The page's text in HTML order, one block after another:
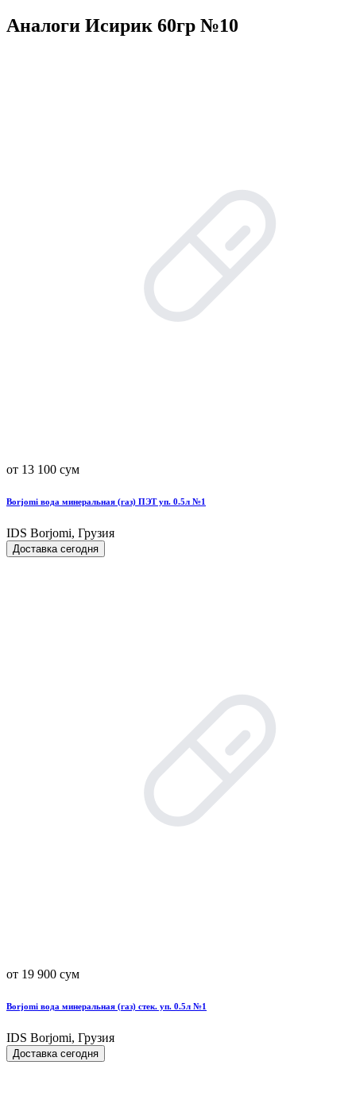
Аналоги Исирик 60гр №10
от 13 100 сум
Borjomi вода минеральная (газ) ПЭТ уп. 0.5л №1
IDS Borjomi, Грузия
Доставка сегодня
от 19 900 сум
Borjomi вода минеральная (газ) стек. уп. 0.5л №1
IDS Borjomi, Грузия
Доставка сегодня